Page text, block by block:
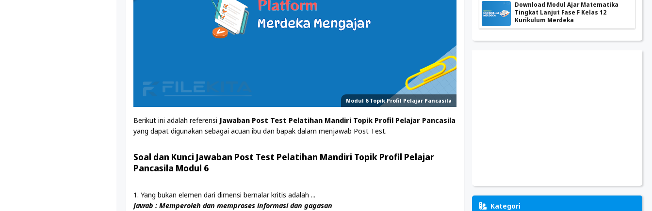
Modul 6 Topik Profil Pelajar Pancasila
Berikut ini adalah referensi Jawaban Post Test Pelatihan Mandiri Topik Profil Pelajar Pancasila
yang dapat digunakan sebagai acuan ibu dan bapak dalam menjawab Post Test.
Soal dan Kunci Jawaban Post Test Pelatihan Mandiri Topik Profil Pelajar
Pancasila Modul 6
1. Yang bukan elemen dari dimensi bernalar kritis adalah ...
Jawab : Memperoleh dan memproses informasi dan gagasan
Download Modul Ajar Matematika
Tingkat Lanjut Fase F Kelas 12
Kurikulum Merdeka
Kategori